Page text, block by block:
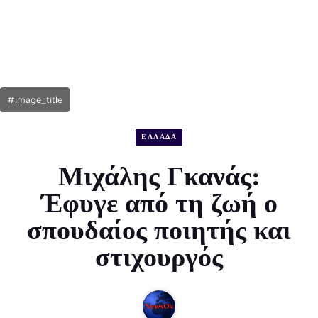
#image_title
ΕΛΛΑΔΑ
Μιχάλης Γκανάς:
Έφυγε από τη ζωή ο
σπουδαίος ποιητής και
στιχουργός